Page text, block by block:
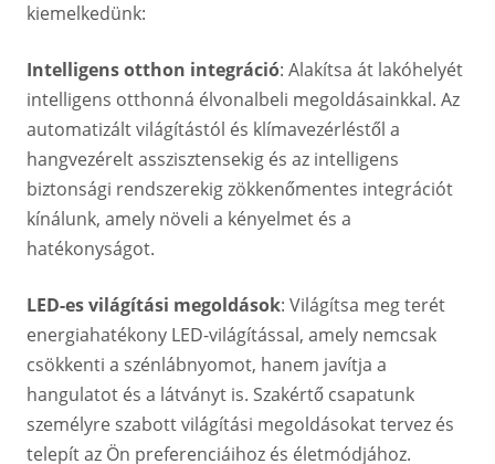
kiemelkedünk:
Intelligens otthon integráció: Alakítsa át lakóhelyét
intelligens otthonná élvonalbeli megoldásainkkal. Az
automatizált világítástól és klímavezérléstől a
hangvezérelt asszisztensekig és az intelligens
biztonsági rendszerekig zökkenőmentes integrációt
kínálunk, amely növeli a kényelmet és a
hatékonyságot.
LED-es világítási megoldások: Világítsa meg terét
energiahatékony LED-világítással, amely nemcsak
csökkenti a szénlábnyomot, hanem javítja a
hangulatot és a látványt is. Szakértő csapatunk
személyre szabott világítási megoldásokat tervez és
telepít az Ön preferenciáihoz és életmódjához.